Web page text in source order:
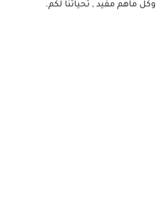
وكل ماهم مفيد , تحياتنا لكم.